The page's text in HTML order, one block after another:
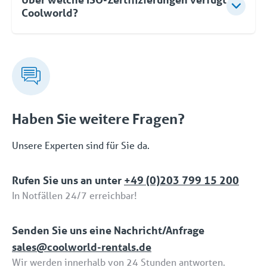
optimieren wir Betrieb, Sicherheit und
Bedarf ein, zwei, drei oder mehr Geräte hinzufügen.
Coolworld?
Zertifizierungen: ISO 9001 (Qualität), ISO 45001
(Sicherheit) und ISO 14001 (Umwelt).
Haben Sie weitere Fragen?
Unsere Experten sind für Sie da.
Rufen Sie uns an unter +49 (0)203 799 15 200
In Notfällen 24/7 erreichbar!
Senden Sie uns eine Nachricht/Anfrage
sales@coolworld-rentals.de
Wir werden innerhalb von 24 Stunden antworten.